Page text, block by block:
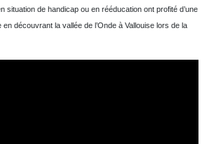
situation de handicap ou en rééducation ont profité d’une
découvrant la vallée de l’Onde à Vallouise lors de la